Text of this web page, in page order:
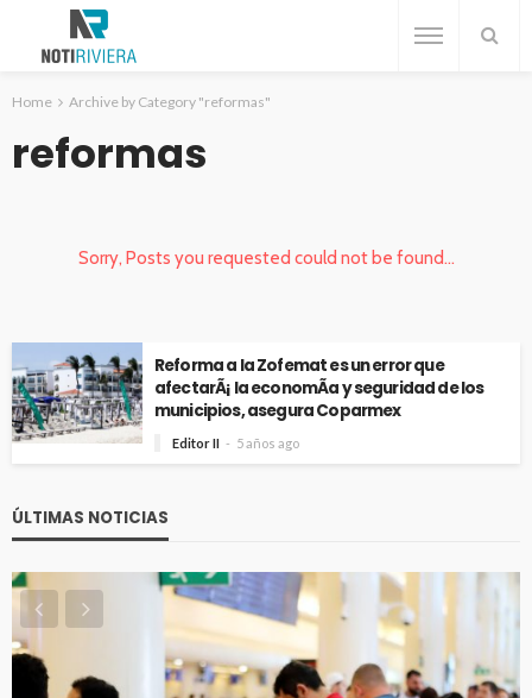
Home Archive by Category "reformas"
reformas
Sorry, Posts you requested could not be found...
Reforma a la Zofemat es un error que
afectarÃ¡ la economÃ­a y seguridad de los
municipios, asegura Coparmex
Editor II 5 años ago
ÚLTIMAS NOTICIAS